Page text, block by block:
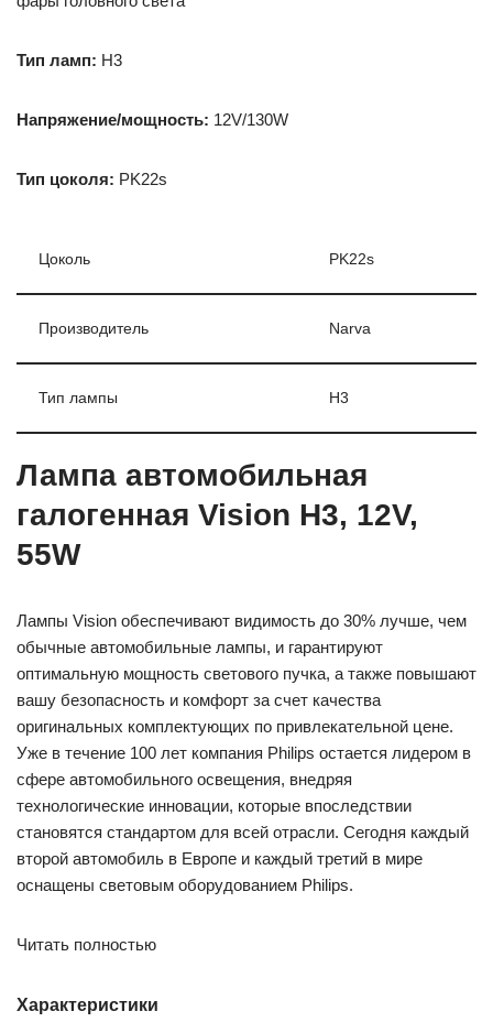
Тип ламп: H3
Напряжение/мощность: 12V/130W
Тип цоколя: PK22s
Цоколь PK22s
Производитель Narva
Тип лампы H3
Лампа автомобильная
галогенная Vision H3, 12V,
55W
Лампы Vision обеспечивают видимость до 30% лучше, чем
обычные автомобильные лампы, и гарантируют
оптимальную мощность светового пучка, а также повышают
вашу безопасность и комфорт за счет качества
оригинальных комплектующих по привлекательной цене.
Уже в течение 100 лет компания Philips остается лидером в
сфере автомобильного освещения, внедряя
технологические инновации, которые впоследствии
становятся стандартом для всей отрасли. Сегодня каждый
второй автомобиль в Европе и каждый третий в мире
оснащены световым оборудованием Philips.
Читать полностью
Характеристики